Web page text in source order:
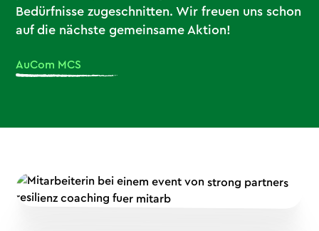
Bedürfnisse zugeschnitten. Wir freuen uns schon
auf die nächste gemeinsame Aktion!
AuCom MCS